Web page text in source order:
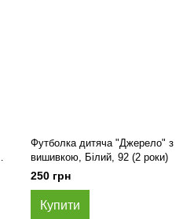
Футболка дитяча "Джерело" з
вишивкою, Білий, 92 (2 роки)
250 грн
Купити